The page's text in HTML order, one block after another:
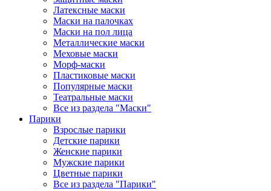
Латексные маски
Маски на палочках
Маски на пол лица
Металлические маски
Меховые маски
Морф-маски
Пластиковые маски
Популярные маски
Театральные маски
Все из раздела "Маски"
Парики
Взрослые парики
Детские парики
Женские парики
Мужские парики
Цветные парики
Все из раздела "Парики"